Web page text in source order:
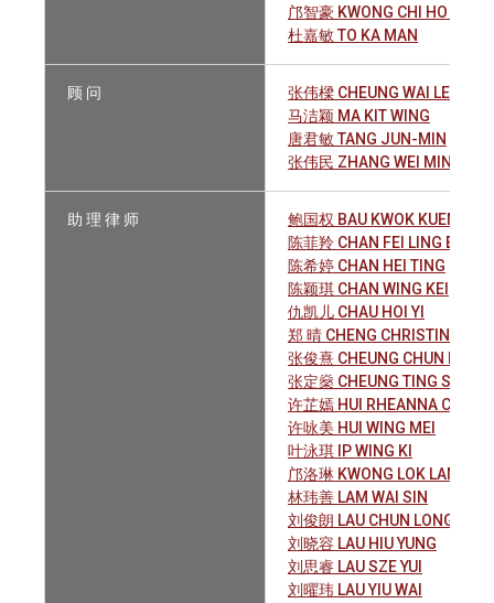
邝智豪 KWONG CHI HO CECIL
杜嘉敏 TO KA MAN
顾 问
张伟樑 CHEUNG WAI LEUNG,
马洁颖 MA KIT WING
唐君敏 TANG JUN-MIN
张伟民 ZHANG WEI MIN
助 理 律 师
鲍国权 BAU KWOK KUEN
陈菲羚 CHAN FEI LING
陈希婷 CHAN HEI TING
陈颖琪 CHAN WING KEI
仇凯儿 CHAU HOI YI
郑 晴 CHENG CHRISTINE
张俊熹 CHEUNG CHUN HEI
张定燊 CHEUNG TING SAN
许芷嫣 HUI RHEANNA CHI YIN
许咏美 HUI WING MEI
叶泳琪 IP WING KI
邝洛琳 KWONG LOK LAM
林玮善 LAM WAI SIN
刘俊朗 LAU CHUN LONG
刘晓容 LAU HIU YUNG
刘思睿 LAU SZE YUI
刘曜玮 LAU YIU WAI